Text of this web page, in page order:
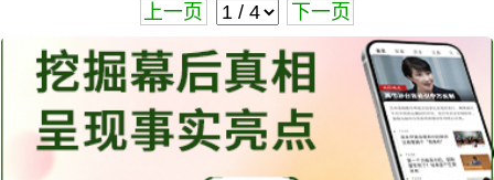
上一页 下一页